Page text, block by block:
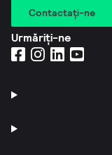
Contactaţi-ne
Urmăriți-ne